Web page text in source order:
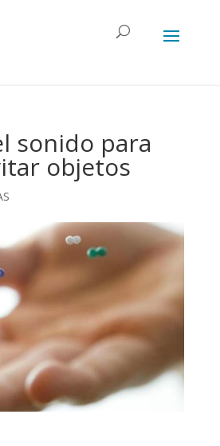
sonido para
objetos